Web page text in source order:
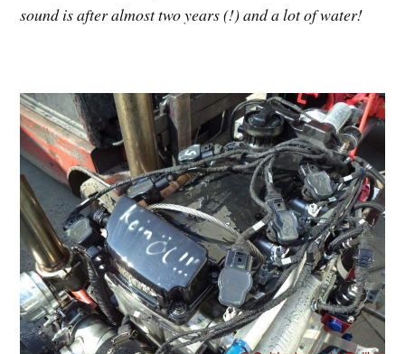
sound is after almost two years (!) and a lot of water!